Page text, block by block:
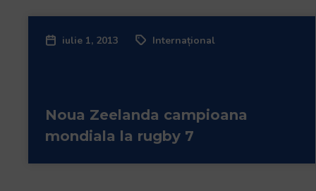
iulie 1, 2013 Internațional
Noua Zeelanda campioana
mondiala la rugby 7